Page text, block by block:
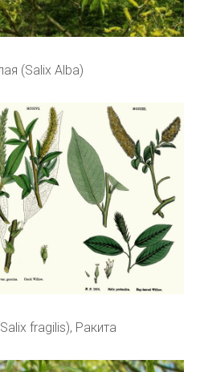
(Salix Alba)
fragilis), Ракита